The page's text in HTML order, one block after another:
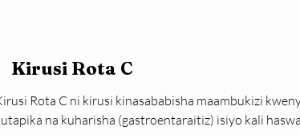
Kirusi Rota C
Rota C ni kirusi kinasababisha maambukizi
na kuharisha (gastroentaraitiz) isiyo kali